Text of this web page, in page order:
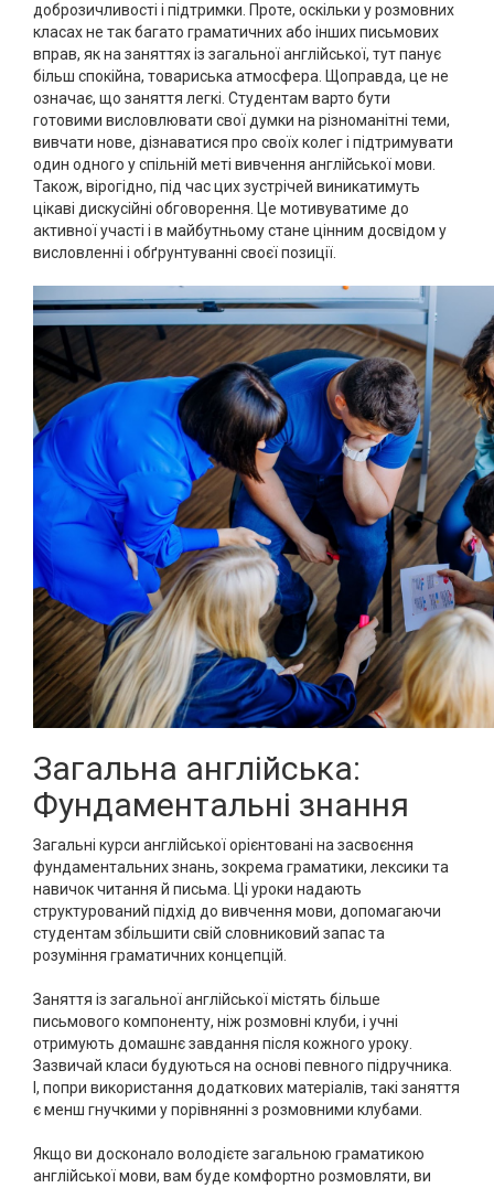
доброзичливості і підтримки. Проте, оскільки у розмовних
класах не так багато граматичних або інших письмових
вправ, як на заняттях із загальної англійської, тут панує
більш спокійна, товариська атмосфера. Щоправда, це не
означає, що заняття легкі. Студентам варто бути
готовими висловлювати свої думки на різноманітні теми,
вивчати нове, дізнаватися про своїх колег і підтримувати
один одного у спільній меті вивчення англійської мови.
Також, вірогідно, під час цих зустрічей виникатимуть
цікаві дискусійні обговорення. Це мотивуватиме до
активної участі і в майбутньому стане цінним досвідом у
висловленні і обґрунтуванні своєї позиції.
Загальна англійська:
Фундаментальні знання
Загальні курси англійської орієнтовані на засвоєння
фундаментальних знань, зокрема граматики, лексики та
навичок читання й письма. Ці уроки надають
структурований підхід до вивчення мови, допомагаючи
студентам збільшити свій словниковий запас та
розуміння граматичних концепцій.
Заняття із загальної англійської містять більше
письмового компоненту, ніж розмовні клуби, і учні
отримують домашнє завдання після кожного уроку.
Зазвичай класи будуються на основі певного підручника.
І, попри використання додаткових матеріалів, такі заняття
є менш гнучкими у порівнянні з розмовними клубами.
Якщо ви досконало володієте загальною граматикою
англійської мови, вам буде комфортно розмовляти, ви